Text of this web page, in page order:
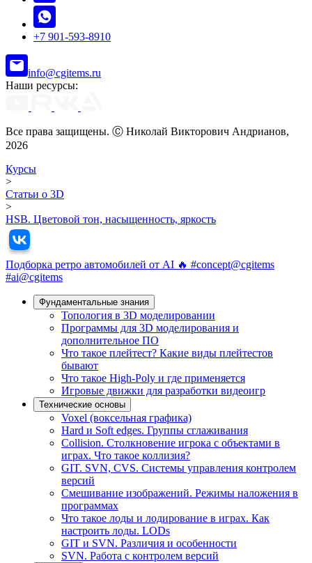
+7 901-593-8910
info@cgitems.ru
Наши ресурсы:
Все права защищены. Ⓒ Николай Викторович Андрианов,
2026
Курсы
>
Статьи о 3D
>
HSB. Цветовой тон, насыщенность, яркость
Подборка ретро автомобилей от AI 🔥 #concept@cgitems
#ai@cgitems
Фундамeнтальные знания
Топология в 3D моделировании
Программы для 3D моделирования и
дополнительное ПО
Что такое плейтест? Какие виды плейтестов
бывают
Что такое High-Poly и где применяется
Игровые движки для разработки видеоигр
Технические основы
Voxel (воксельная графика)
Hard и Soft edges. Группы сглаживания
Collision. Столкновение игрока с объектами в
играх. Что такое коллизия?
GIT. SVN, CVS. Системы управления контролем
версий
Смешивание изображений. Режимы наложения в
программах
Что такое лоды и лодирование в играх. Как
настроить лоды. LODs
GIT и SVN. Различия и особенности
SVN. Работа с контролем версий